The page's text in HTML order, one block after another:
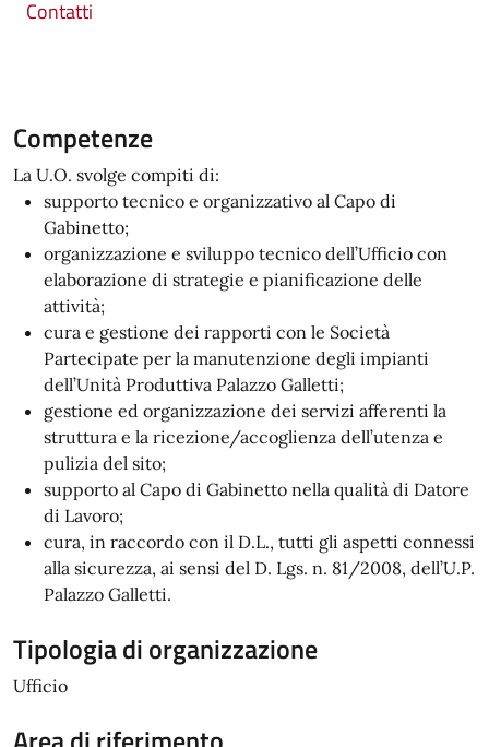
Contatti
Competenze
La U.O. svolge compiti di:
supporto tecnico e organizzativo al Capo di
Gabinetto;
organizzazione e sviluppo tecnico dell’Ufficio con
elaborazione di strategie e pianificazione delle
attività;
cura e gestione dei rapporti con le Società
Partecipate per la manutenzione degli impianti
dell’Unità Produttiva Palazzo Galletti;
gestione ed organizzazione dei servizi afferenti la
struttura e la ricezione/accoglienza dell’utenza e
pulizia del sito;
supporto al Capo di Gabinetto nella qualità di Datore
di Lavoro;
cura, in raccordo con il D.L., tutti gli aspetti connessi
alla sicurezza, ai sensi del D. Lgs. n. 81/2008, dell’U.P.
Palazzo Galletti.
Tipologia di organizzazione
Ufficio